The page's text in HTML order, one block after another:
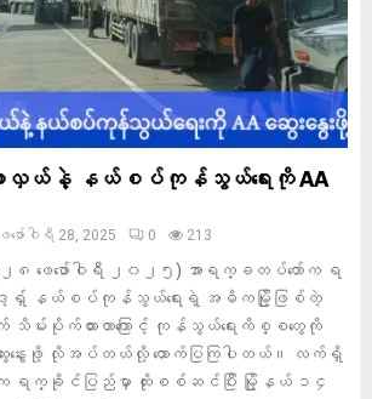
းလှယ်နဲ့ နယ်စပ်ကုန်သွယ်ရေးကို AA
ေ‌ဖော်ဝါရီ 28, 2025 0 213
ဖေဖော်ဝါရီ ၂၀၂၅) အာရက္ခတပ်တော်က ရ
ေ့ရှ် နယ်စပ်ကုန်သွယ်ရေးရဲ့ အဓိကမြို့ဖြစ်တဲ့
သိမ်းပိုက်ထားတာကြောင့် ကုန်သွယ်ရေးကိစ္စတွေကို
ေးနွေးဖို့ လိုအပ်တယ်လို့ ထောက်ပြကြပါတယ်။ လက်ရှိ
ရက္ခိုင်ပြည်မှာ ထိုးစစ်ဆင်ပြီး မြို့နယ် ၁၄